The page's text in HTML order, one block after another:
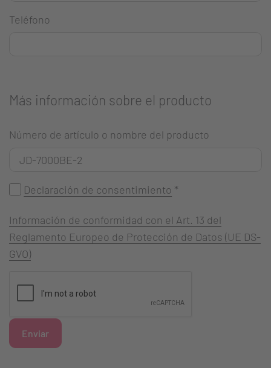
Teléfono
Más información sobre el producto
Número de artículo o nombre del producto
Declaración de consentimiento *
Información de conformidad con el Art. 13 del
Reglamento Europeo de Protección de Datos (UE DS-
GVO)
Enviar